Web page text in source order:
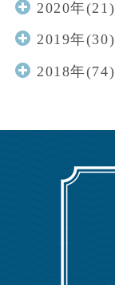
2020年(21)
2019年(30)
2018年(74)